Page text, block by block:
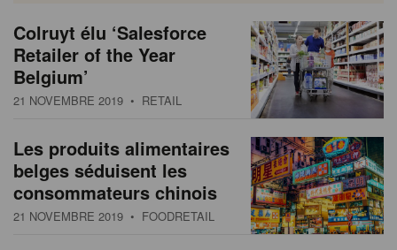
N
e
w
s
Colruyt élu ‘Salesforce
Retailer of the Year
Belgium’
21 NOVEMBRE 2019 • RETAIL
Les produits alimentaires
belges séduisent les
consommateurs chinois
21 NOVEMBRE 2019 • FOODRETAIL
P
a
g
i
a
t
i
o
Previous
page
Page
Page
Page
Page
Current
page
Page
Page
Page
Page
Next
page
academy
society